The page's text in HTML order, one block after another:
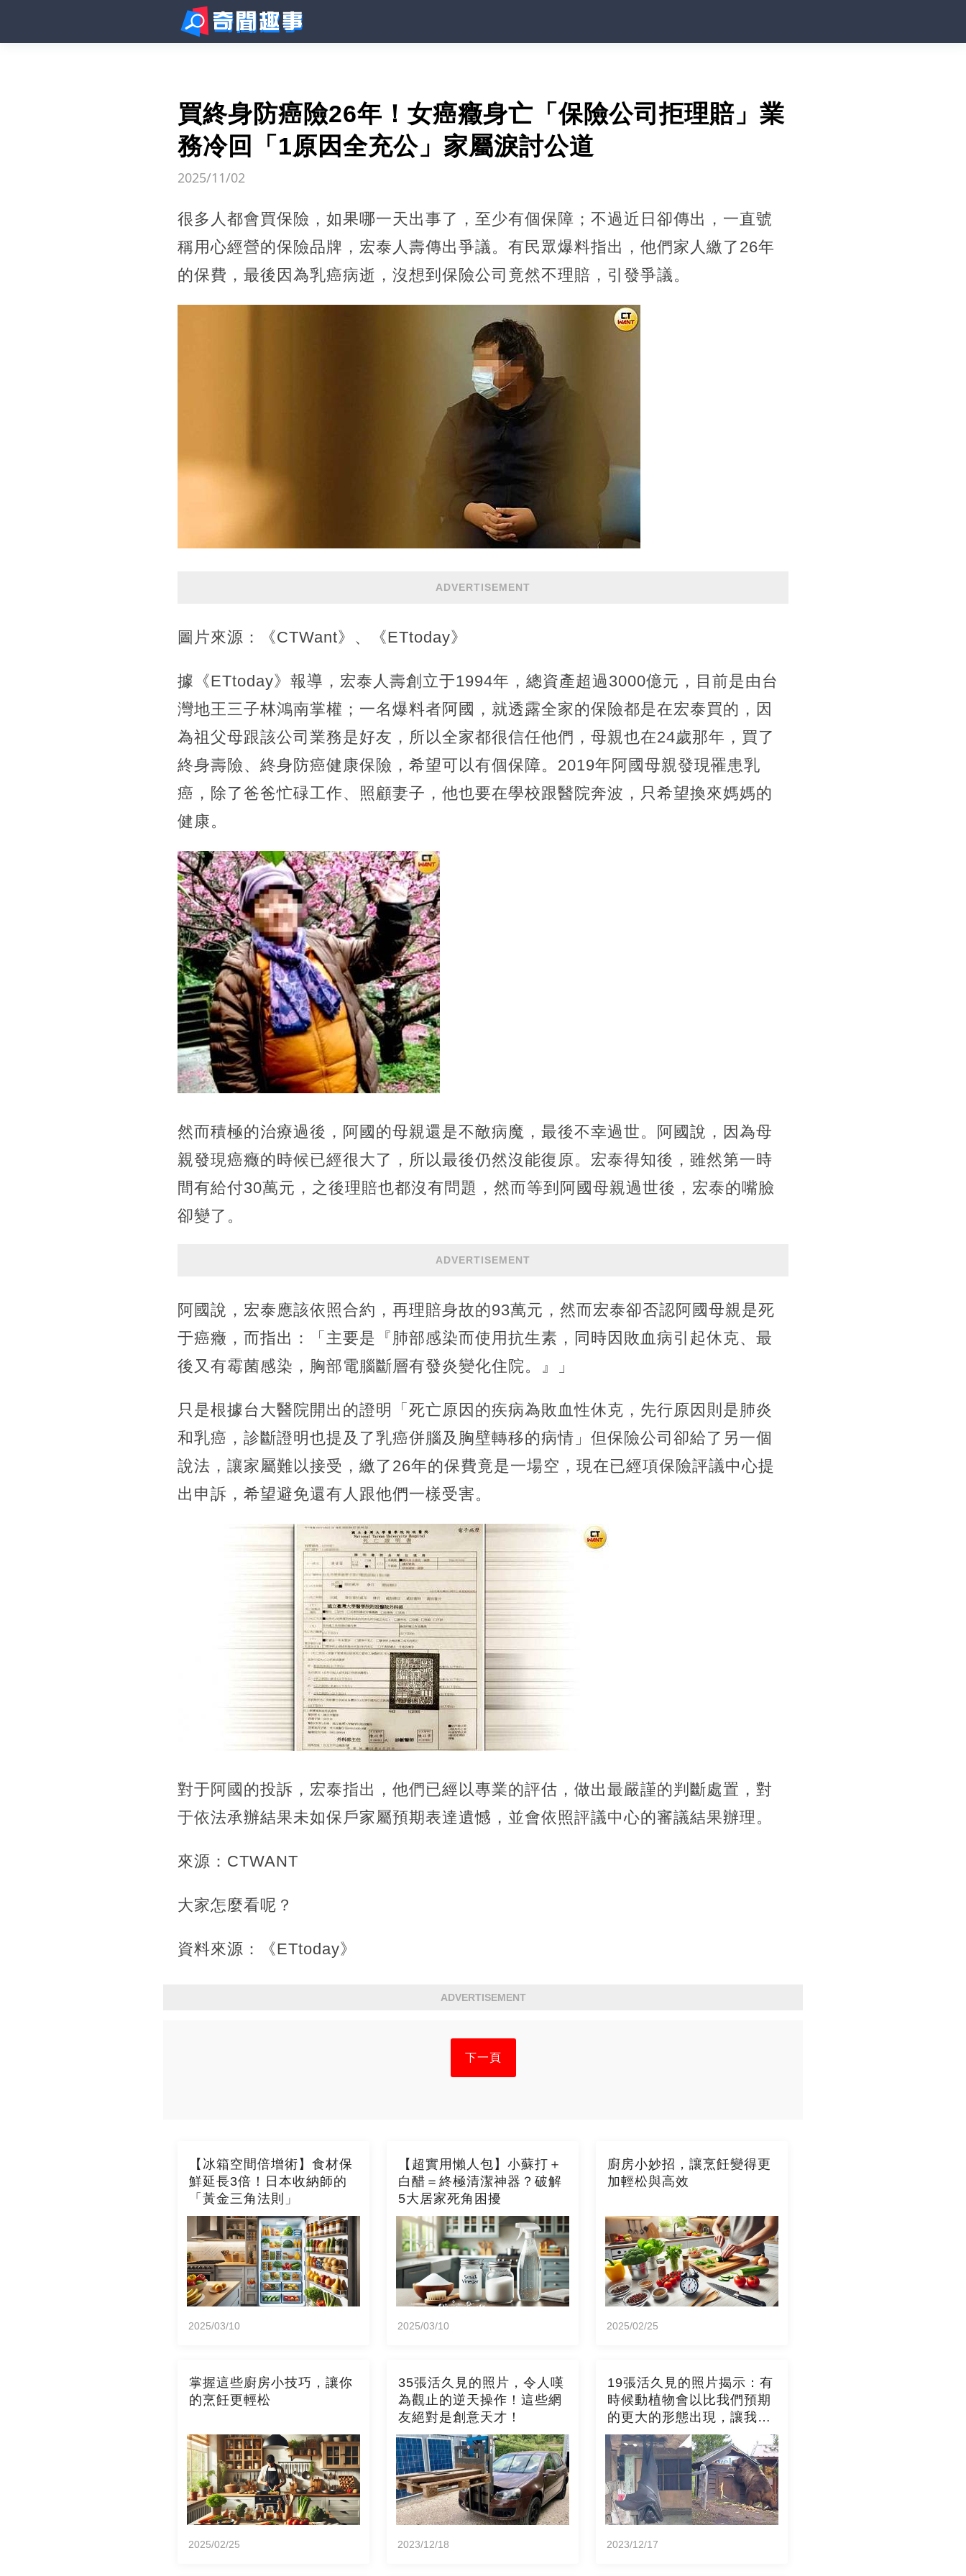
買終身防癌險26年！女癌癥身亡「保險公司拒理賠」業
務冷回「1原因全充公」家屬淚討公道
2025/11/02
很多人都會買保險，如果哪一天出事了，至少有個保障；不過近日卻傳出，一直號
稱用心經營的保險品牌，宏泰人壽傳出爭議。有民眾爆料指出，他們家人繳了26年
的保費，最後因為乳癌病逝，沒想到保險公司竟然不理賠，引發爭議。
ADVERTISEMENT
圖片來源：《CTWant》、《ETtoday》
據《ETtoday》報導，宏泰人壽創立于1994年，總資產超過3000億元，目前是由台
灣地王三子林鴻南掌權；一名爆料者阿國，就透露全家的保險都是在宏泰買的，因
為祖父母跟該公司業務是好友，所以全家都很信任他們，母親也在24歲那年，買了
終身壽險、終身防癌健康保險，希望可以有個保障。2019年阿國母親發現罹患乳
癌，除了爸爸忙碌工作、照顧妻子，他也要在學校跟醫院奔波，只希望換來媽媽的
健康。
然而積極的治療過後，阿國的母親還是不敵病魔，最後不幸過世。阿國說，因為母
親發現癌癥的時候已經很大了，所以最後仍然沒能復原。宏泰得知後，雖然第一時
間有給付30萬元，之後理賠也都沒有問題，然而等到阿國母親過世後，宏泰的嘴臉
卻變了。
ADVERTISEMENT
阿國說，宏泰應該依照合約，再理賠身故的93萬元，然而宏泰卻否認阿國母親是死
于癌癥，而指出：「主要是『肺部感染而使用抗生素，同時因敗血病引起休克、最
後又有霉菌感染，胸部電腦斷層有發炎變化住院。』」
只是根據台大醫院開出的證明「死亡原因的疾病為敗血性休克，先行原因則是肺炎
和乳癌，診斷證明也提及了乳癌併腦及胸壁轉移的病情」但保險公司卻給了另一個
說法，讓家屬難以接受，繳了26年的保費竟是一場空，現在已經項保險評議中心提
出申訴，希望避免還有人跟他們一樣受害。
對于阿國的投訴，宏泰指出，他們已經以專業的評估，做出最嚴謹的判斷處置，對
于依法承辦結果未如保戶家屬預期表達遺憾，並會依照評議中心的審議結果辦理。
來源：CTWANT
大家怎麼看呢？
資料來源：《ETtoday》
ADVERTISEMENT
下一頁
【冰箱空間倍增術】食材保
鮮延長3倍！日本收納師的
「黃金三角法則」
2025/03/10
【超實用懶人包】小蘇打＋
白醋＝終極清潔神器？破解
5大居家死角困擾
2025/03/10
廚房小妙招，讓烹飪變得更
加輕松與高效
2025/02/25
掌握這些廚房小技巧，讓你
的烹飪更輕松
2025/02/25
35張活久見的照片，令人嘆
為觀止的逆天操作！這些網
友絕對是創意天才！
2023/12/18
19張活久見的照片揭示：有
時候動植物會以比我們預期
的更大的形態出現，讓我們
對自然的多樣性感到驚嘆
2023/12/17